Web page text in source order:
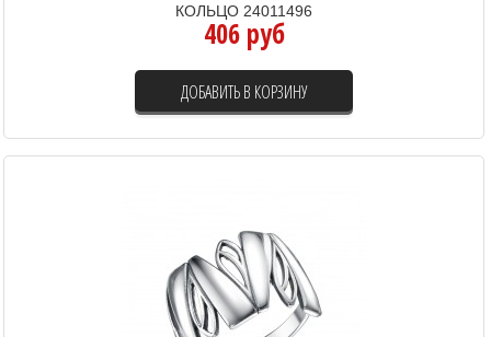
КОЛЬЦО 24011496
406 руб
ДОБАВИТЬ В КОРЗИНУ